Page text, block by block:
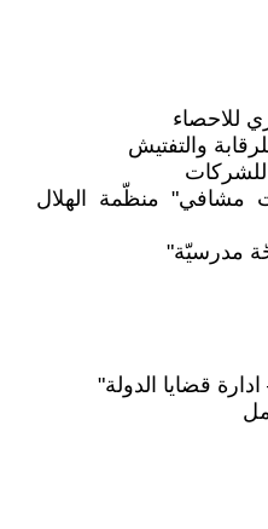
للاحصاء
والتفتيش
للشركات
مشافي" منظّمة الهلال
مدرسيّة"
قضايا الدولة"